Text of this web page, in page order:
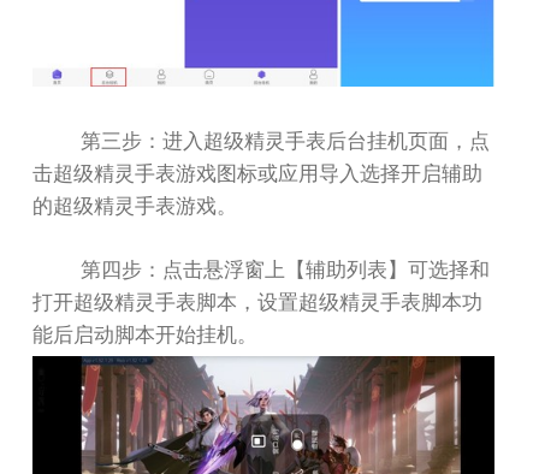
第三步：进入超级精灵手表后台挂机页面，点
击超级精灵手表游戏图标或应用导入选择开启辅助
的超级精灵手表游戏。
第四步：点击悬浮窗上【辅助列表】可选择和
打开超级精灵手表脚本，设置超级精灵手表脚本功
能后启动脚本开始挂机。